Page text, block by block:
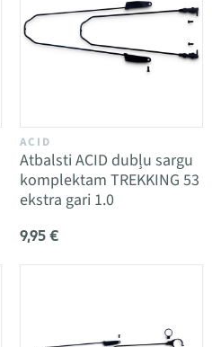
ACID
Atbalsti ACID dubļu sargu
komplektam TREKKING 53
ekstra gari 1.0
9,95 €